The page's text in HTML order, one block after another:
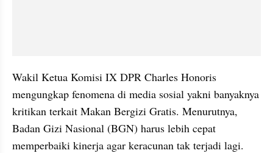
Wakil Ketua Komisi IX DPR Charles Honoris
mengungkap fenomena di media sosial yakni banyaknya
kritikan terkait Makan Bergizi Gratis. Menurutnya,
Badan Gizi Nasional (BGN) harus lebih cepat
memperbaiki kinerja agar keracunan tak terjadi lagi.